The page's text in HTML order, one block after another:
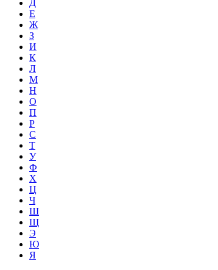
Д
Е
Ж
З
И
К
Л
М
Н
О
П
Р
С
Т
У
Ф
Х
Ц
Ч
Ш
Щ
Э
Ю
Я